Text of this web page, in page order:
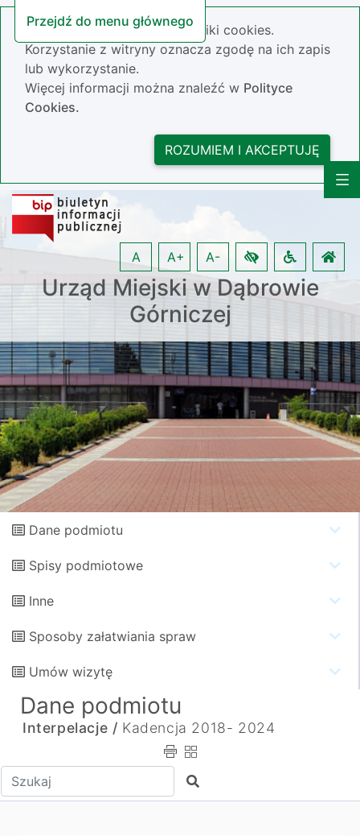
Przejdź do menu głównego
Nasza strona wykorzystuje pliki cookies.
Korzystanie z witryny oznacza zgodę na ich zapis
lub wykorzystanie.
Więcej informacji można znaleźć w Polityce
Cookies.
ROZUMIEM I AKCEPTUJĘ
Urząd Miejski w Dąbrowie
Górniczej
A A+ A-
Dane podmiotu
Spisy podmiotowe
Inne
Sposoby załatwiania spraw
Umów wizytę
Dane podmiotu
Interpelacje / Kadencja 2018- 2024
Wpisz tekst do wyszukania Szukaj